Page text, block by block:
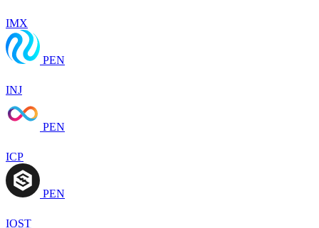
IMX
PEN
INJ
PEN
ICP
PEN
IOST